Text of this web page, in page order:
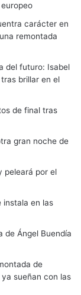
carácter en
remontada
del futuro: Isabel
brillar en el
de final tras
gran noche de
peleará por el
instala en las
de Ángel Buendía
de
sueñan con las